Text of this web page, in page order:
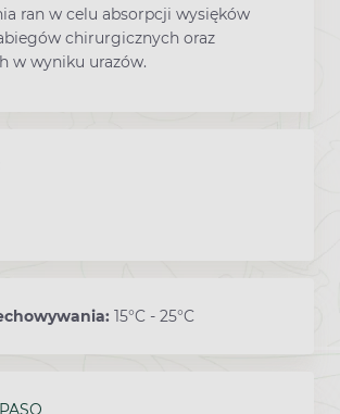
ran w celu absorpcji wysięków
chirurgicznych oraz
w wyniku urazów.
15°C - 25°C
PASO